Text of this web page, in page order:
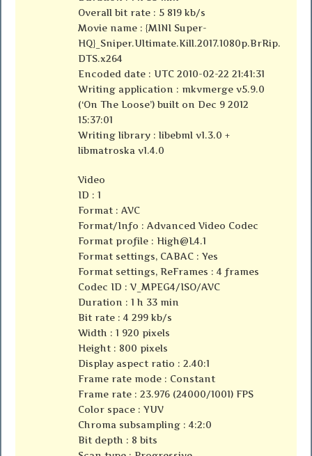
Overall bit rate : 5 819 kb/s
Movie name : {MINI Super-
HQ}_Sniper.Ultimate.Kill.2017.1080p.BrRip.
DTS.x264
Encoded date : UTC 2010-02-22 21:41:31
Writing application : mkvmerge v5.9.0
(‘On The Loose’) built on Dec 9 2012
15:37:01
Writing library : libebml v1.3.0 +
libmatroska v1.4.0
Video
ID : 1
Format : AVC
Format/Info : Advanced Video Codec
Format profile :High@L4.1
Format settings, CABAC : Yes
Format settings, ReFrames : 4 frames
Codec ID : V_MPEG4/ISO/AVC
Duration : 1 h 33 min
Bit rate : 4 299 kb/s
Width : 1 920 pixels
Height : 800 pixels
Display aspect ratio : 2.40:1
Frame rate mode : Constant
Frame rate : 23.976 (24000/1001) FPS
Color space : YUV
Chroma subsampling : 4:2:0
Bit depth : 8 bits